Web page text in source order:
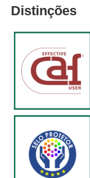
Distinções